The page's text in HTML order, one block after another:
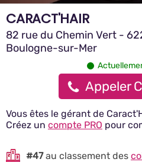
CARACT'HAIR
82 rue du Chemin Vert -
Boulogne-sur-Mer
Appeler
Vous êtes le gérant de
Créez un compte PRO pour
#47au classement des